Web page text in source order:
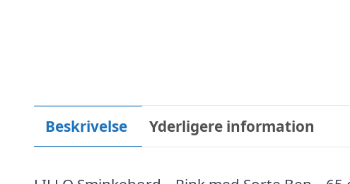
Beskrivelse Yderligere information